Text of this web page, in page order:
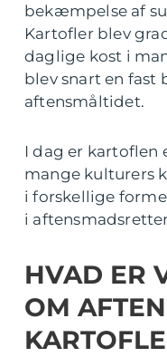
bekæmpelse af
Kartofler blev
daglige kost i
blev snart en fast
aftensmåltidet.
I dag er
mange kulturers
i forskellige
i
HVAD ER
OM